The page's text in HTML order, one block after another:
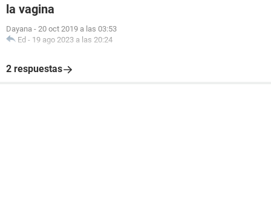
la vagina
Dayana - 20 oct 2019 a las 03:53
Ed - 19 ago 2023 a las 20:24
2 respuestas